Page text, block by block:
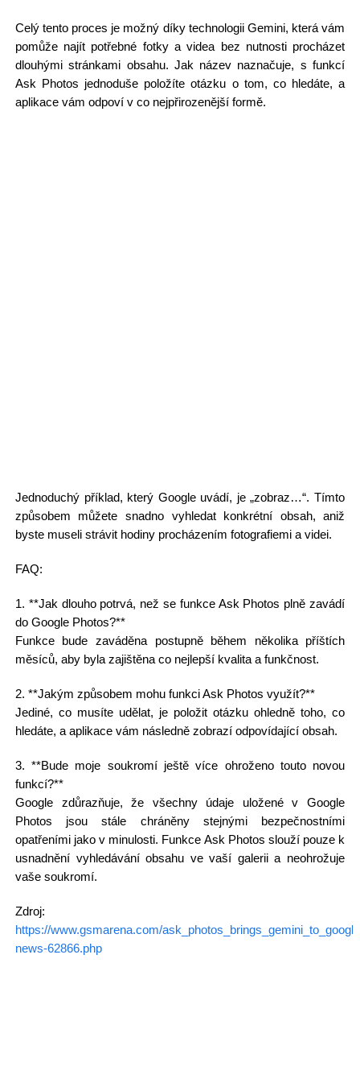
Celý tento proces je možný díky technologii Gemini, která vám
pomůže najít potřebné fotky a videa bez nutnosti procházet
dlouhými stránkami obsahu. Jak název naznačuje, s funkcí
Ask Photos jednoduše položíte otázku o tom, co hledáte, a
aplikace vám odpoví v co nejpřirozenější formě.
Jednoduchý příklad, který Google uvádí, je „zobraz…“. Tímto
způsobem můžete snadno vyhledat konkrétní obsah, aniž
byste museli strávit hodiny procházením fotografiemi a videi.
FAQ:
1. **Jak dlouho potrvá, než se funkce Ask Photos plně zavádí
do Google Photos?**
Funkce bude zaváděna postupně během několika příštích
měsíců, aby byla zajištěna co nejlepší kvalita a funkčnost.
2. **Jakým způsobem mohu funkci Ask Photos využít?**
Jediné, co musíte udělat, je položit otázku ohledně toho, co
hledáte, a aplikace vám následně zobrazí odpovídající obsah.
3. **Bude moje soukromí ještě více ohroženo touto novou
funkcí?**
Google zdůrazňuje, že všechny údaje uložené v Google
Photos jsou stále chráněny stejnými bezpečnostními
opatřeními jako v minulosti. Funkce Ask Photos slouží pouze k
usnadnění vyhledávání obsahu ve vaší galerii a neohrožuje
vaše soukromí.
Zdroj:
https://www.gsmarena.com/
news-62866.php